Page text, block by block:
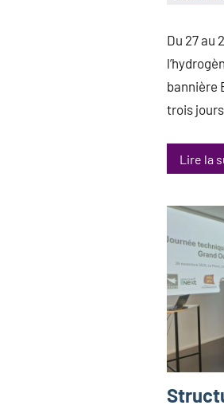
2026
Du 27 au
bannière
trois
Lire la